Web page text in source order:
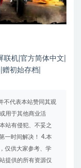
联机|官方简体中文|
初始存档|
不代表本站赞同其观
用于其他商业活
站有侵犯、不妥之
一时间解决！ 4.本
仅供大家参考、学
提供的所有资源仅